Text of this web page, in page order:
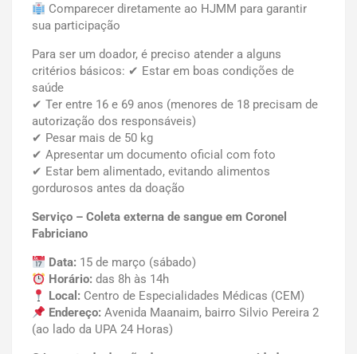
Comparecer diretamente ao HJMM para garantir
sua participação
Para ser um doador, é preciso atender a alguns
critérios básicos: ✔ Estar em boas condições de
saúde
✔ Ter entre 16 e 69 anos (menores de 18 precisam de
autorização dos responsáveis)
✔ Pesar mais de 50 kg
✔ Apresentar um documento oficial com foto
✔ Estar bem alimentado, evitando alimentos
gordurosos antes da doação
Serviço – Coleta externa de sangue em Coronel
Fabriciano
Data: 15 de março (sábado)
Horário: das 8h às 14h
Local: Centro de Especialidades Médicas (CEM)
Endereço: Avenida Maanaim, bairro Silvio Pereira 2
(ao lado da UPA 24 Horas)